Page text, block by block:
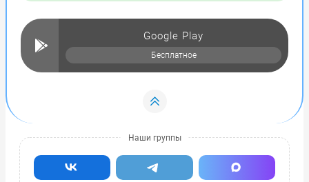
Google Play
Бесплатное